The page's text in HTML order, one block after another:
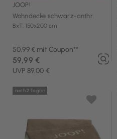
JOOP!
Wohndecke schwarz-anthr.
BxT: 150x200 cm
50,99 € mit Coupon**
UVP 89,00 €
59,99 €
noch 2 Tag(e)